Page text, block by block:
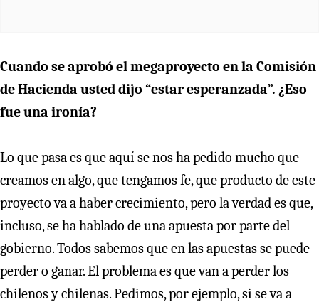
Cuando se aprobó el megaproyecto en la Comisión
de Hacienda usted dijo “estar esperanzada”. ¿Eso
fue una ironía?
Lo que pasa es que aquí se nos ha pedido mucho que
creamos en algo, que tengamos fe, que producto de este
proyecto va a haber crecimiento, pero la verdad es que,
incluso, se ha hablado de una apuesta por parte del
gobierno. Todos sabemos que en las apuestas se puede
perder o ganar. El problema es que van a perder los
chilenos y chilenas. Pedimos, por ejemplo, si se va a